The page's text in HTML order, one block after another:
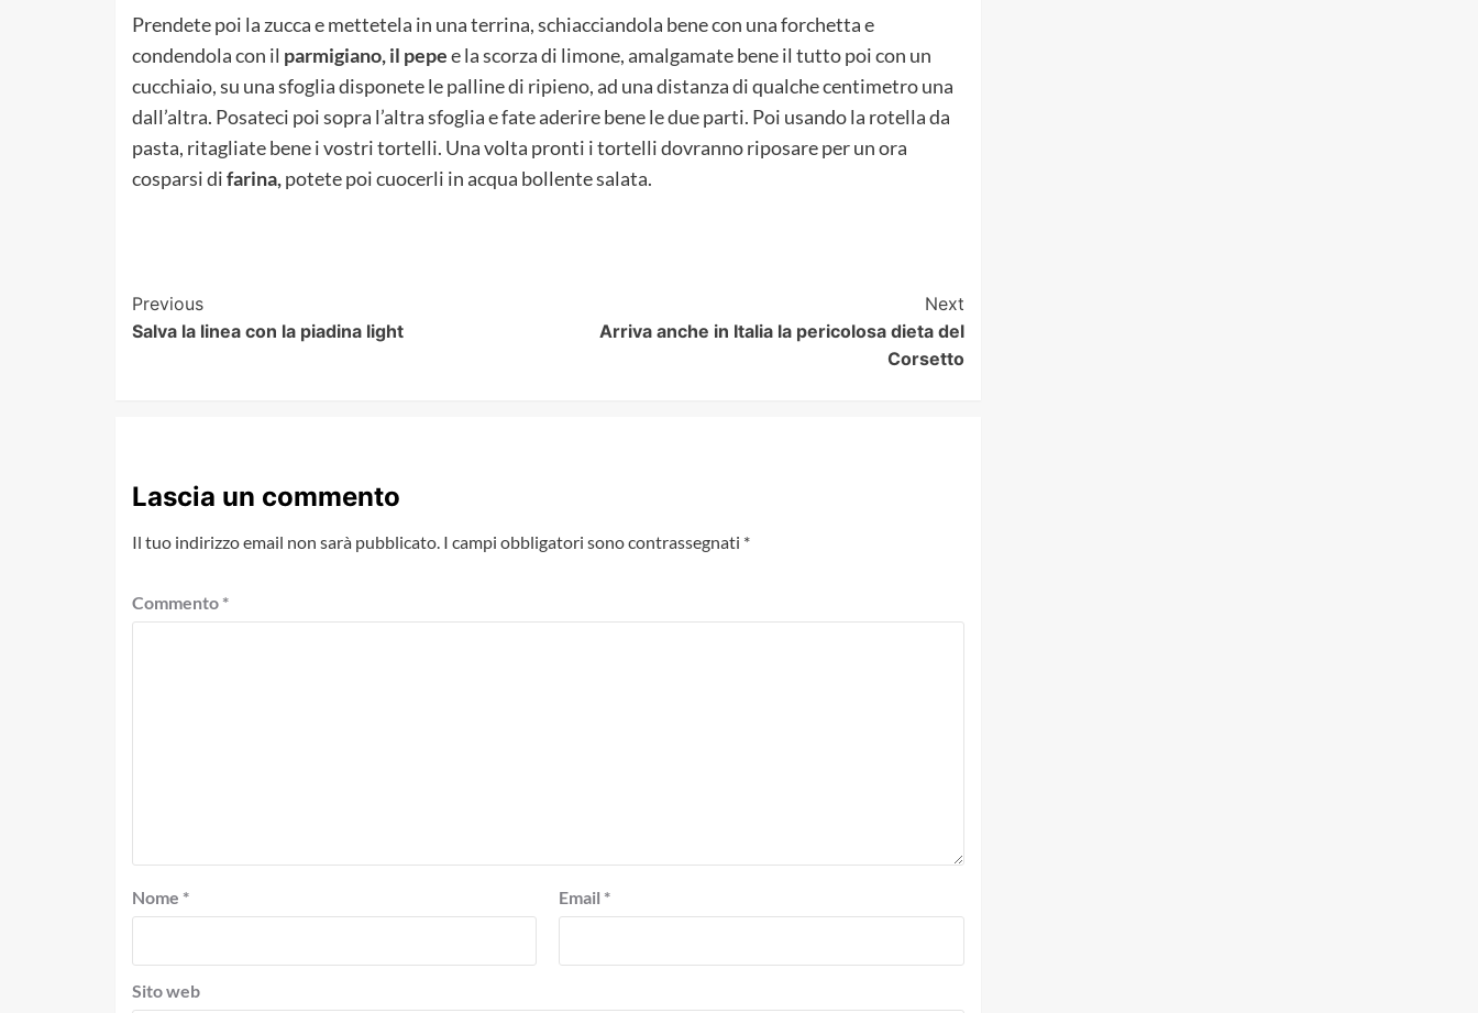
Prendete poi la zucca e mettetela in una terrina, schiacciandola bene con una forchetta e
condendola con il parmigiano, il pepee la scorza di limone, amalgamate bene il tutto poi con un
cucchiaio, su una sfoglia disponete le palline di ripieno, ad una distanza di qualche centimetro una
dall’altra. Posateci poi sopra l’altra sfoglia e fate aderire bene le due parti. Poi usando la rotella da
pasta, ritagliate bene i vostri tortelli. Una volta pronti i tortelli dovranno riposare per un ora
cosparsi difarina,potete poi cuocerli in acqua bollente salata.
Post
Navigation
Previous
Salva la linea con la piadina light
Next
Arriva anche in Italia la pericolosa dieta del
Corsetto
Lascia un commento
Il tuo indirizzo email non sarà pubblicato. I campi obbligatori sono contrassegnati *
Commento *
Nome * Email *
Sito web